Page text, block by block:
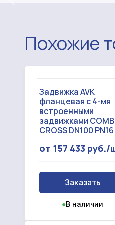
Похожие
Задвижка AVK
фланцевая с 4-мя
встроенными
задвижками
CROSS DN100 PN16
от 157 433 руб./
Заказать
●В наличии